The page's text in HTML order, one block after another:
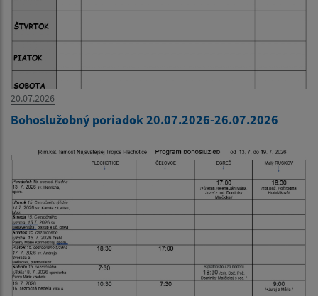
20.07.2026
Bohoslužobný poriadok 20.07.2026-26.07.2026